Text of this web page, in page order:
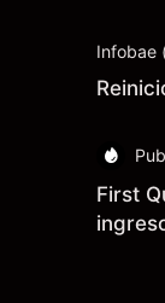
Infobae
First